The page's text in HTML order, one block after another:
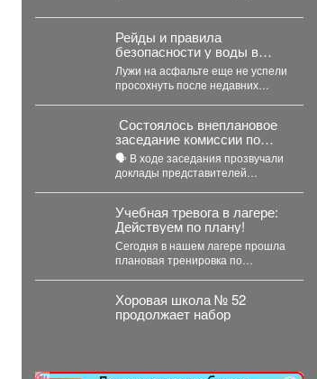
Кузбассе в пользу областного...
Рейды и правила
безопасности у воды в
Новокузнецке
Лужи на асфальте еще не успели
просохнуть после недавних
Состоялось внеплановое
заседание комиссии по
предупреждению и
ликвидации чрезвычайных
ситуаций и пожарной
безопасности
🗣️ В ходе заседания прозвучали
доклады представителей
Водоканала. ...
Учебная тревога в лагере:
Действуем по плану!
Сегодня в нашем лагере прошла
плановая тренировка по
но,...
Хоровая школа № 52
продолжает набор